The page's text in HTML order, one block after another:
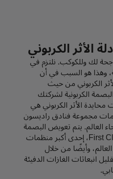
الأثر الكربوني
لك وللكوكب. نلتزم في
وهذا هو السبب في أن
الكربوني من حيث
الكربونية لشركتك
الأثر الكربوني هي
مجموعة فنادق راديسون
العالم. يتم تعويض البصمة
العالمية بالشراكة مع First Climate، إحدى أكبر منظمات
وأيضًا من خلال
انبعاثات الغازات الدفيئة